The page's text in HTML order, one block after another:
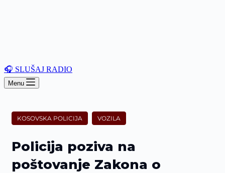
🎧 SLUŠAJ RADIO
Menu
KOSOVSKA POLICIJA VOZILA
Policija poziva na
poštovanje Zakona o